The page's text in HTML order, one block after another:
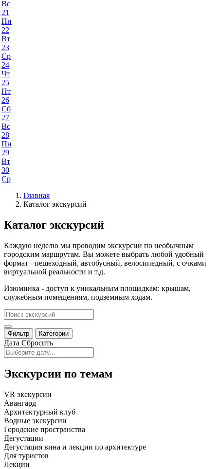
Вс
21
Пн
22
Вт
23
Ср
24
Чт
25
Пт
26
Сб
27
Вс
28
Пн
29
Вт
30
Ср
Главная
Каталог экскурсий
Каталог экскурсий
Каждую неделю мы проводим экскурсии по необычным
городским маршрутам. Вы можете выбрать любой удобный
формат - пешеходный, автобусный, велосипедный, с очками
виртуальной реальности и т.д.
Изюминка - доступ к уникальным площадкам: крышам,
служебным помещениям, подземным ходам.
Фильтр Категории
Дата Сбросить
Экскурсии по темам
VR экскурсии
Авангард
Архитектурный клуб
Водные экскурсии
Городские пространства
Дегустации
Дегустация вина и лекции по архитектуре
Для туристов
Лекции